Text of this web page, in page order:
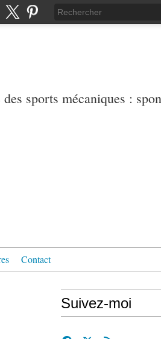
sports mécaniques :
Contact
Suivez-moi